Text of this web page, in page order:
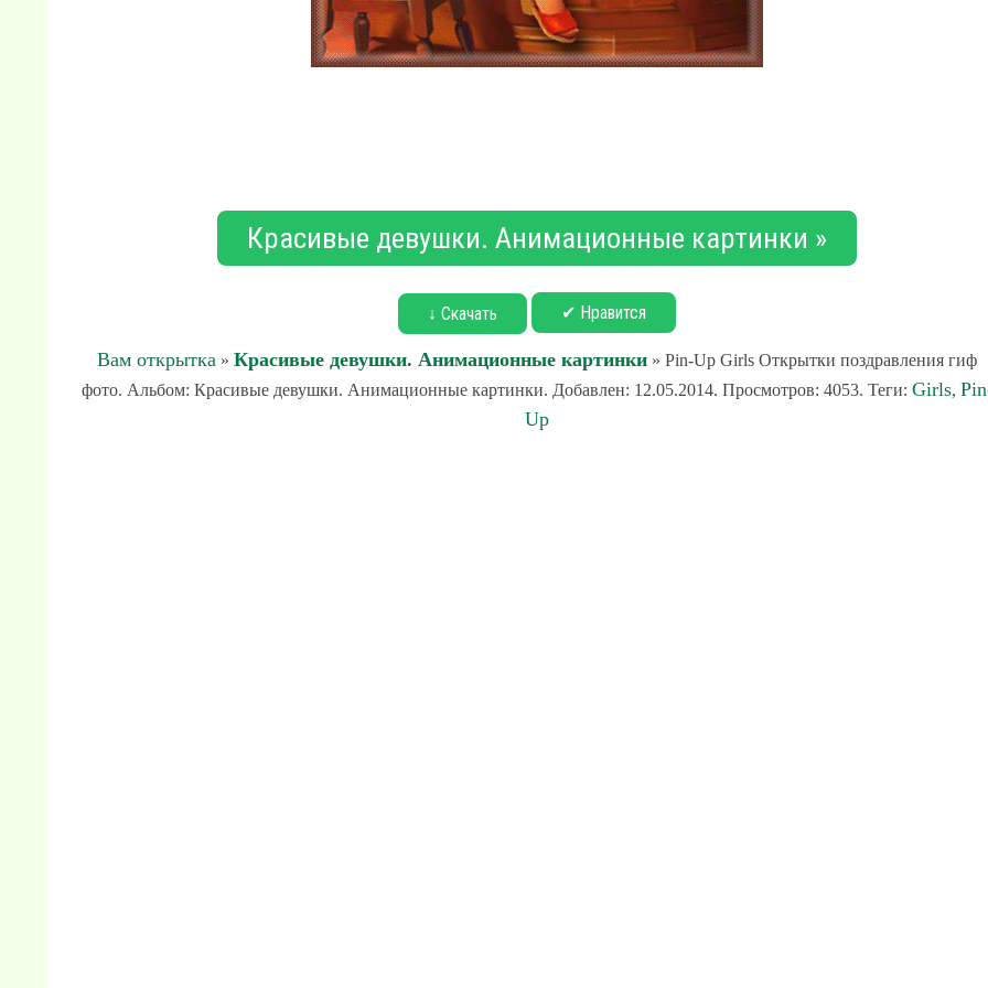
Красивые девушки. Анимационные картинки »
↓ Скачать ✔ Нравится
Вам открытка » Красивые девушки. Анимационные картинки » Pin-Up Girls Открытки поздравления гиф
фото. Альбом: Красивые девушки. Анимационные картинки. Добавлен: 12.05.2014. Просмотров: 4053. Теги: Girls,
Up